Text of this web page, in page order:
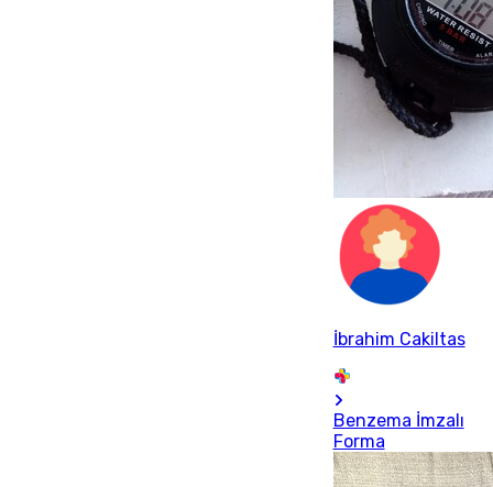
İbrahim Cakiltas
Benzema İmzalı
Forma